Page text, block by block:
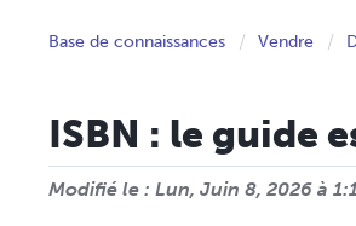
Base de connaissances Vendre
ISBN : le guide
Modifié le : Lun, Juin 8, 2026 à